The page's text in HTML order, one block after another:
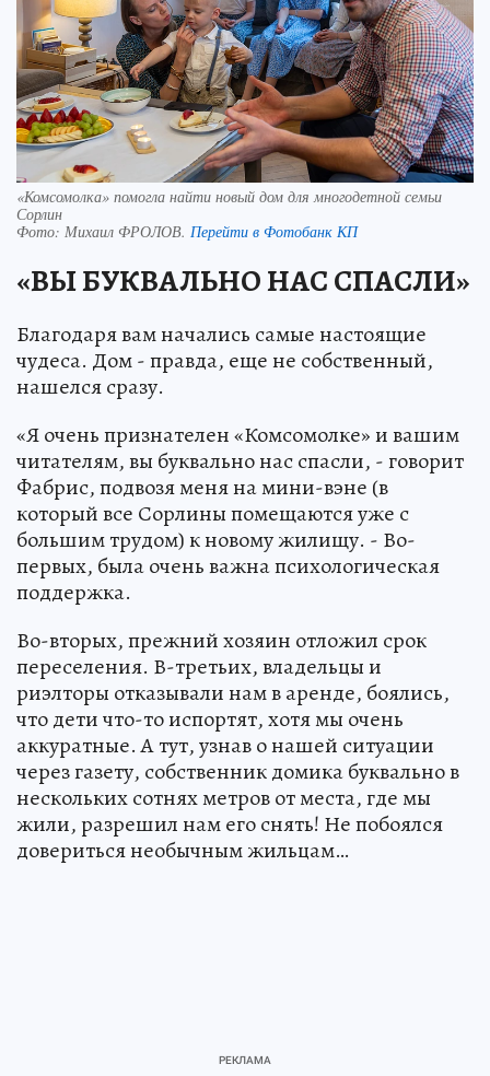
«Комсомолка» помогла найти новый дом для многодетной семьи
Сорлин
Фото: Михаил ФРОЛОВ. Перейти в Фотобанк КП
«ВЫ БУКВАЛЬНО НАС СПАСЛИ»
Благодаря вам начались самые настоящие
чудеса. Дом - правда, еще не собственный,
нашелся сразу.
«Я очень признателен «Комсомолке» и вашим
читателям, вы буквально нас спасли, - говорит
Фабрис, подвозя меня на мини-вэне (в
который все Сорлины помещаются уже с
большим трудом) к новому жилищу. - Во-
первых, была очень важна психологическая
поддержка.
Во-вторых, прежний хозяин отложил срок
переселения. В-третьих, владельцы и
риэлторы отказывали нам в аренде, боялись,
что дети что-то испортят, хотя мы очень
аккуратные. А тут, узнав о нашей ситуации
через газету, собственник домика буквально в
нескольких сотнях метров от места, где мы
жили, разрешил нам его снять! Не побоялся
довериться необычным жильцам…